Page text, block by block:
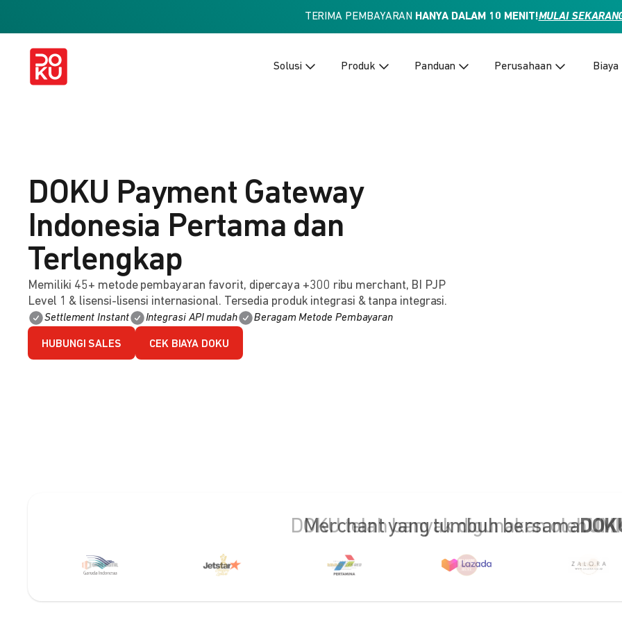
TERIMA PEMBAYARAN HANYA DALAM 10 MENIT!MULAI
Solusi Produk Panduan Perusahaan Biaya
DOKU Payment Gateway
Indonesia Pertama dan
Terlengkap
Memiliki 45+ metode pembayaran favorit, dipercaya +300 ribu merchant, BI PJP
Level 1 & lisensi-lisensi internasional. Tersedia produk integrasi & tanpa integrasi.
Settlement Instant Integrasi API mudah Beragam Metode Pembayaran
HUBUNGI SALES CEK BIAYA DOKU
DOKU telah banyak digunakan oleh